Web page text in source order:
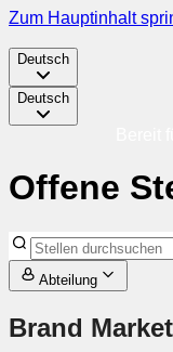
Zum Hauptinhalt
Deutsch
Deutsch
Offene
Abteilung
Brand